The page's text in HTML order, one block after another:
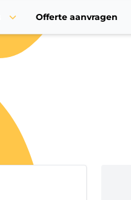
Offerte aanvragen